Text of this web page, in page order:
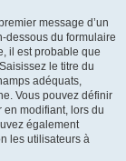
message d’un
dessous du formulaire
il est probable que
le titre du
adéquats,
Vous pouvez définir
en modifiant, lors du
également
les utilisateurs à